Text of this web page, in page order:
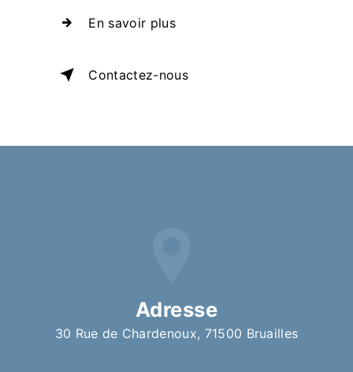
En savoir plus
Contactez-nous
Adresse
30 Rue de Chardenoux, 71500 Bruailles